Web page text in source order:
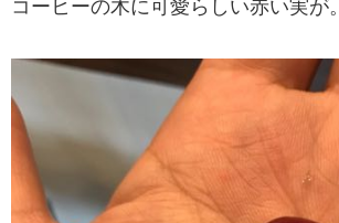
コーヒーの木に可愛らしい赤い実が。